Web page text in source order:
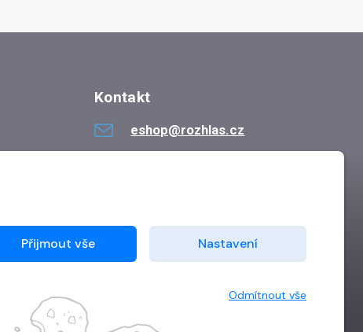
Kontakt
eshop@rozhlas.cz
Přijmout vše Nastavení
Odmítnout vše